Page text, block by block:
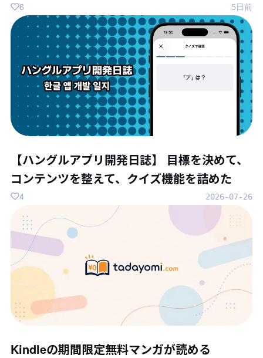
5日前
6
【ハングルアプリ開発日誌】 目標を決めて、
コンテンツを整えて、クイズ機能を詰めた
2026-07-26
4
Kindleの期間限定無料マンガが読める